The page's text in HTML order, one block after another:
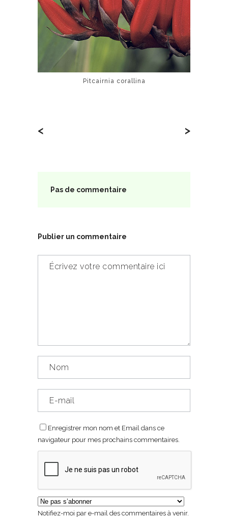
Pitcairnia corallina
< >
Pas de commentaire
Publier un commentaire
Enregistrer mon nom et Email dans ce
navigateur pour mes prochains commentaires.
Notifiez-moi par e-mail des commentaires à venir.